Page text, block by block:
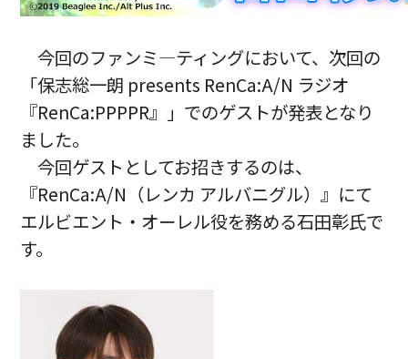
今回のファンミ―ティングにおいて、次回の
「保志総一朗 presents RenCa:A/N ラジオ
『RenCa:PPPPR』」でのゲストが発表となり
ました。
今回ゲストとしてお招きするのは、
『RenCa:A/N（レンカ アルバニグル）』にて
エルビエント・オーレル役を務める石田彰氏で
す。